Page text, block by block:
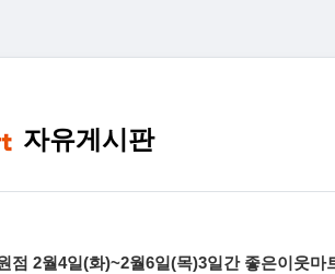
자유게시판
점 2월4일(화)~2월6일(목)3일간 좋은이웃마